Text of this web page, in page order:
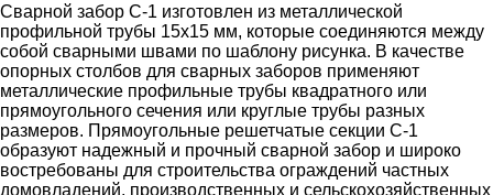
Сварной забор С-1 изготовлен из металлической
профильной трубы 15х15 мм, которые соединяются между
собой сварными швами по шаблону рисунка. В качестве
опорных столбов для сварных заборов применяют
металлические профильные трубы квадратного или
прямоугольного сечения или круглые трубы разных
размеров. Прямоугольные решетчатые секции С-1
образуют надежный и прочный сварной забор и широко
востребованы для строительства ограждений частных
домовладений, производственных и сельскохозяйственных